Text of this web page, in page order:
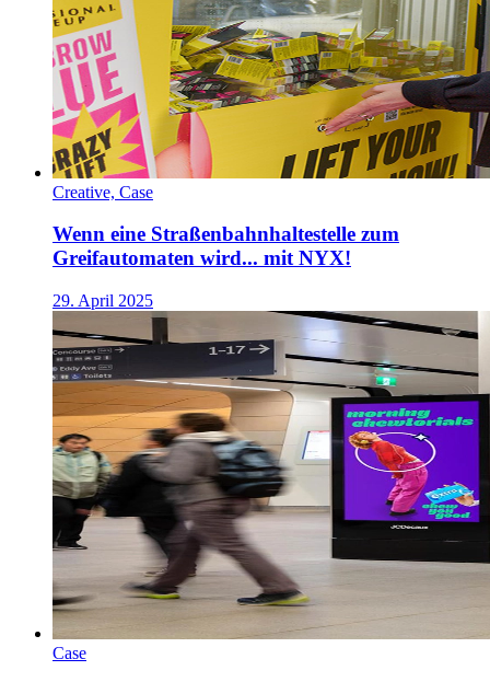
Creative, Case
Wenn eine Straßenbahnhaltestelle zum
Greifautomaten wird... mit NYX!
29. April 2025
Case